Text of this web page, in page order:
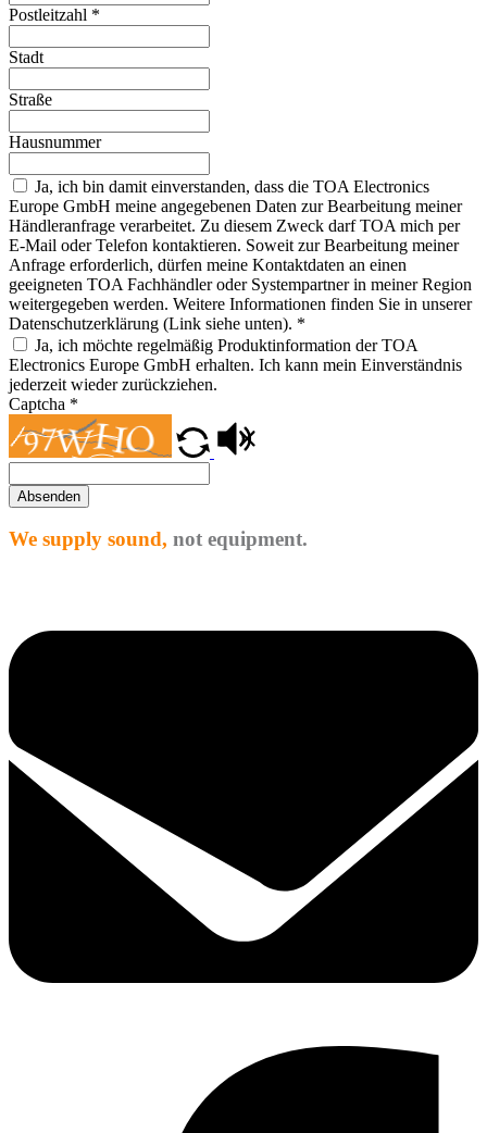
Postleitzahl *
Stadt
Straße
Hausnummer
Ja, ich bin damit einverstanden, dass die TOA Electronics
Europe GmbH meine angegebenen Daten zur Bearbeitung meiner
Händleranfrage verarbeitet. Zu diesem Zweck darf TOA mich per
E-Mail oder Telefon kontaktieren. Soweit zur Bearbeitung meiner
Anfrage erforderlich, dürfen meine Kontaktdaten an einen
geeigneten TOA Fachhändler oder Systempartner in meiner Region
weitergegeben werden. Weitere Informationen finden Sie in unserer
Datenschutzerklärung (Link siehe unten). *
Ja, ich möchte regelmäßig Produktinformation der TOA
Electronics Europe GmbH erhalten. Ich kann mein Einverständnis
jederzeit wieder zurückziehen.
Captcha *
Absenden
We supply sound, not equipment.